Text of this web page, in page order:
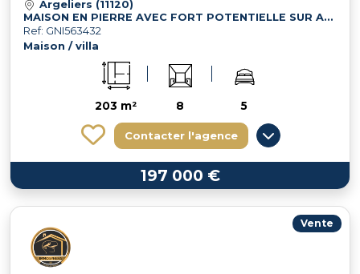
Argeliers (11120)
MAISON EN PIERRE AVEC FORT POTENTIELLE SUR ARGELIERS
Ref: GNI563432
Maison / villa
203 m² 8 5
Contacter l'agence
197 000 €
Vente